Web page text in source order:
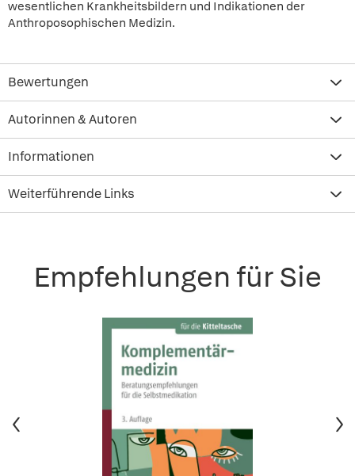
wesentlichen Krankheitsbildern und Indikationen der
Anthroposophischen Medizin.
Bewertungen
Autorinnen & Autoren
Informationen
Weiterführende Links
Empfehlungen für Sie